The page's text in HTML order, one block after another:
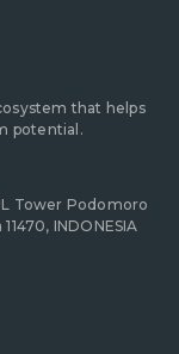
that helps
potential.
Tower Podomoro
INDONESIA